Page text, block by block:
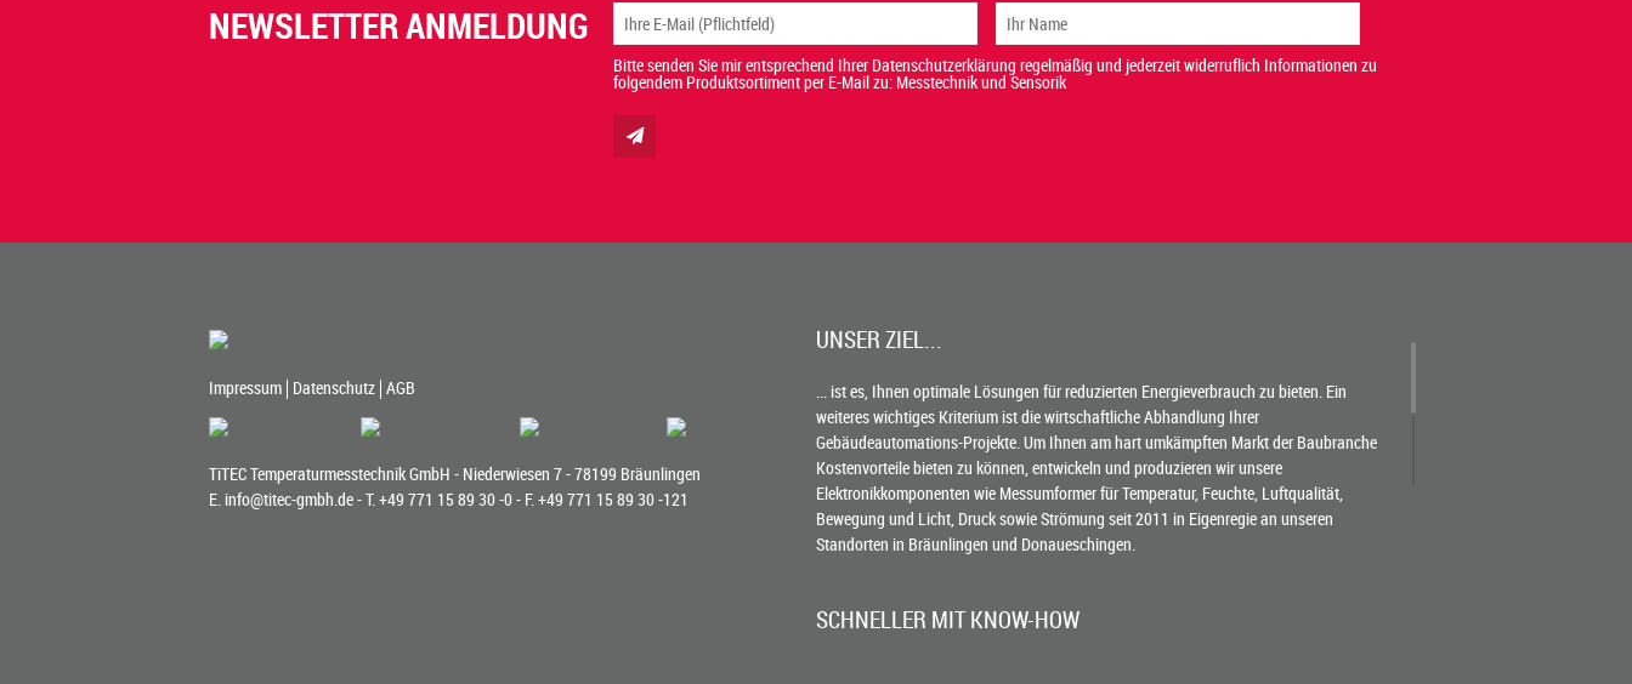
NEWSLETTER ANMELDUNG
Bitte senden Sie mir entsprechend Ihrer Datenschutzerklärung regelmäßig und jederzeit widerruflich Informationen zu
folgendem Produktsortiment per E-Mail zu: Messtechnik und Sensorik
Impressum Datenschutz AGB
TiTEC Temperaturmesstechnik GmbH - Niederwiesen 7 - 78199 Bräunlingen
E. info@titec-gmbh.de- T. +49 771 15 89 30 -0- F. +49 771 15 89 30 -121
UNSER ZIEL...
... ist es, Ihnen optimale Lösungen für reduzierten Energieverbrauch zu bieten. Ein
weiteres wichtiges Kriterium ist die wirtschaftliche Abhandlung Ihrer
Gebäudeautomations-Projekte. Um Ihnen am hart umkämpften Markt der Baubranche
Kostenvorteile bieten zu können, entwickeln und produzieren wir unsere
Elektronikkomponenten wie Messumformer für Temperatur, Feuchte, Luftqualität,
Bewegung und Licht, Druck sowie Strömung seit 2011 in Eigenregie an unseren
Standorten in Bräunlingen und Donaueschingen.
SCHNELLER MIT KNOW-HOW